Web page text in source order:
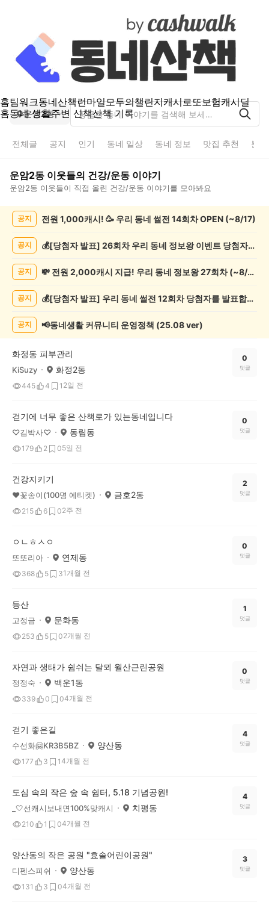
홈팀워크동네산책런마일모두의챌린지캐시로또보험캐시딜
홈동네 생활주변 산책산책 기록
운암2동
전체글 공지 인기 동네 일상 동네 정보 맛집 추천 분
운암2동 이웃들의 건강/운동 이야기
운암2동 이웃들이 직접 올린 건강/운동 이야기를 모아봐요
강/
목
공지 전원 1,000캐시! 🥳 우리 동네 썰전 14회차 OPEN (~8/17)
공지 💰[당첨자 발표] 26회차 우리 동네 정보왕 이벤트 당첨자를 발표합니다!
공지 💸 전원 2,000캐시 지급! 우리 동네 정보왕 27회차 (~8/10)
공지 💰[당첨자 발표] 우리 동네 썰전 12회차 당첨자를 발표합니다!
공지 📢동네생활 커뮤니티 운영정책 (25.08 ver)
화정동 피부관리
KiSuzy 화정2동
445 4 1 2일 전
0
댓글
걷기에 너무 좋은 산책로가 있는동네입니다
♡김박사♡ 동림동
179 2 05일 전
0
댓글
건강지키기
❤꽃송이(100명 에티켓) 금호2동
215 6 02주 전
2
댓글
ㅇㄴㅎㅅㅇ
또또리아 연제동
368 5 31개월 전
0
댓글
등산
고정금 문화동
253 5 02개월 전
1
댓글
자연과 생태가 쉼쉬는 달뫼 월산근린공원
정정숙 백운1동
339 0 04개월 전
0
댓글
걷기 좋은길
수선화🤗KR3B5BZ 양산동
177 3 14개월 전
4
댓글
도심 속의 작은 숲 속 쉼터, 5.18 기념공원!
_🤍선캐시보내면100%맞캐시 치평동
210 1 04개월 전
4
댓글
양산동의 작은 공원 "효솔어린이공원"
디펜스피쉬 양산동
131 3 04개월 전
3
댓글